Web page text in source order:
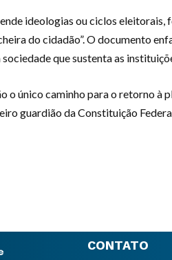
ideologias ou ciclos eleitorais,
do cidadão”. O documento
que sustenta as
o único caminho para o retorno à
guardião da Constituição
CONTATO